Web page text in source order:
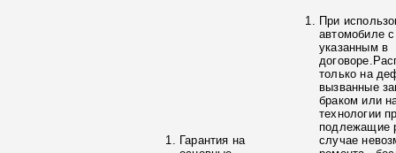
Гарантия на
При
автомобиле
указанным в
только на
вызванные
браком или
технологии
подлежащие
случае